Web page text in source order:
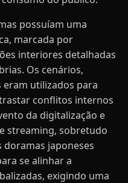
possuíam uma
marcada por
interiores detalhadas
Os cenários,
utilizados para
conflitos internos
da digitalização e
streaming, sobretudo
doramas japoneses
se alinhar a
exigindo uma